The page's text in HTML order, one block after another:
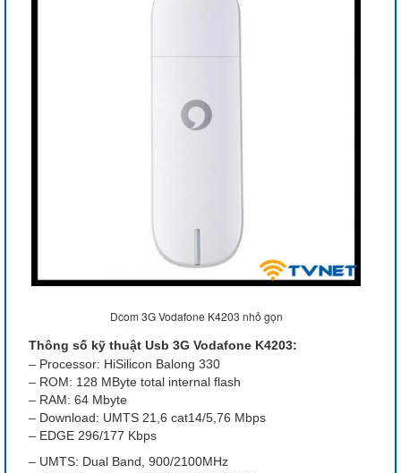
Dcom 3G Vodafone K4203 nhỏ gọn
Thông số kỹ thuật Usb 3G Vodafone K4203:
– Processor: HiSilicon Balong 330
– ROM: 128 MByte total internal flash
– RAM: 64 Mbyte
– Download: UMTS 21,6 cat14/5,76 Mbps
– EDGE 296/177 Kbps
– UMTS: Dual Band, 900/2100MHz